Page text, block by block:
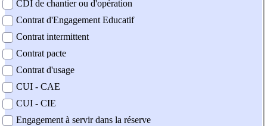
CDI de chantier ou d'opération
Contrat d'Engagement Educatif
Contrat intermittent
Contrat pacte
Contrat d'usage
CUI - CAE
CUI - CIE
Engagement à servir dans la réserve